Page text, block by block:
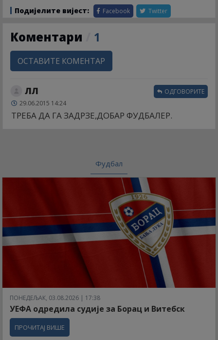
Подијелите вијест: Facebook Twitter
Коментари 1
ОСТАВИТЕ КОМЕНТАР
ЛЛ
29.06.2015 14:24
ТРЕБА ДА ГА ЗАДРЗЕ,ДОБАР ФУДБАЛЕР.
ОДГОВОРИТЕ
Фудбал
ПОНЕДЕЉАК, 03.08.2026 | 17:38
УЕФА одредила судије за Борац и Витебск
ПРОЧИТАЈ ВИШЕ